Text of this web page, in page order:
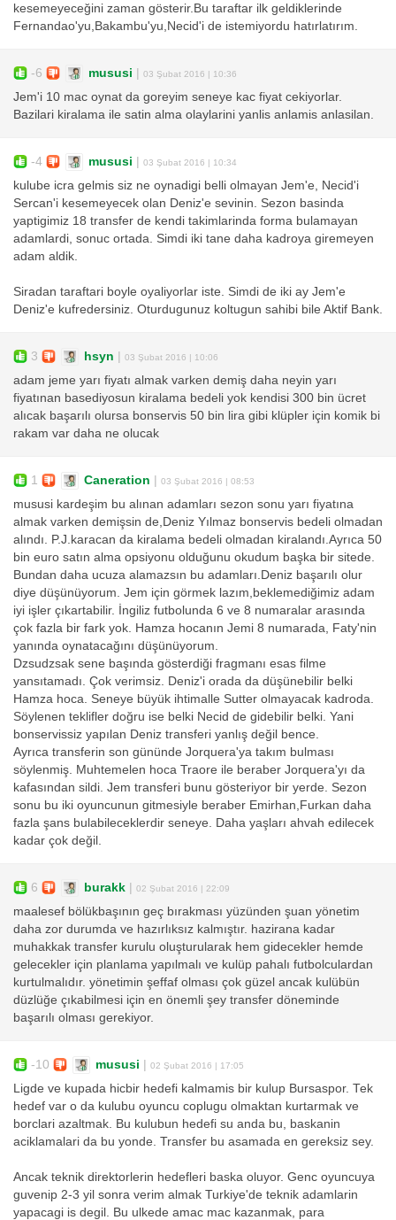
kesemeyeceğini zaman gösterir.Bu taraftar ilk geldiklerinde
Fernandao'yu,Bakambu'yu,Necid'i de istemiyordu hatırlatırım.
-6 mususi 03 Şubat 2016 | 10:36
Jem'i 10 mac oynat da goreyim seneye kac fiyat cekiyorlar.
Bazilari kiralama ile satin alma olaylarini yanlis anlamis anlasilan.
-4 mususi 03 Şubat 2016 | 10:34
kulube icra gelmis siz ne oynadigi belli olmayan Jem'e, Necid'i
Sercan'i kesemeyecek olan Deniz'e sevinin. Sezon basinda
yaptigimiz 18 transfer de kendi takimlarinda forma bulamayan
adamlardi, sonuc ortada. Simdi iki tane daha kadroya giremeyen
adam aldik.
Siradan taraftari boyle oyaliyorlar iste. Simdi de iki ay Jem'e
Deniz'e kufredersiniz. Oturdugunuz koltugun sahibi bile Aktif Bank.
3 hsyn 03 Şubat 2016 | 10:06
adam jeme yarı fiyatı almak varken demiş daha neyin yarı
fiyatınan basediyosun kiralama bedeli yok kendisi 300 bin ücret
alıcak başarılı olursa bonservis 50 bin lira gibi klüpler için komik bi
rakam var daha ne olucak
1 Caneration 03 Şubat 2016 | 08:53
mususi kardeşim bu alınan adamları sezon sonu yarı fiyatına
almak varken demişsin de,Deniz Yılmaz bonservis bedeli olmadan
alındı. P.J.karacan da kiralama bedeli olmadan kiralandı.Ayrıca 50
bin euro satın alma opsiyonu olduğunu okudum başka bir sitede.
Bundan daha ucuza alamazsın bu adamları.Deniz başarılı olur
diye düşünüyorum. Jem için görmek lazım,beklemediğimiz adam
iyi işler çıkartabilir. İngiliz futbolunda 6 ve 8 numaralar arasında
çok fazla bir fark yok. Hamza hocanın Jemi 8 numarada, Faty'nin
yanında oynatacağını düşünüyorum.
Dzsudzsak sene başında gösterdiği fragmanı esas filme
yansıtamadı. Çok verimsiz. Deniz'i orada da düşünebilir belki
Hamza hoca. Seneye büyük ihtimalle Sutter olmayacak kadroda.
Söylenen teklifler doğru ise belki Necid de gidebilir belki. Yani
bonservissiz yapılan Deniz transferi yanlış değil bence.
Ayrıca transferin son gününde Jorquera'ya takım bulması
söylenmiş. Muhtemelen hoca Traore ile beraber Jorquera'yı da
kafasından sildi. Jem transferi bunu gösteriyor bir yerde. Sezon
sonu bu iki oyuncunun gitmesiyle beraber Emirhan,Furkan daha
fazla şans bulabileceklerdir seneye. Daha yaşları ahvah edilecek
kadar çok değil.
6 burakk 02 Şubat 2016 | 22:09
maalesef bölükbaşının geç bırakması yüzünden şuan yönetim
daha zor durumda ve hazırlıksız kalmıştır. hazirana kadar
muhakkak transfer kurulu oluşturularak hem gidecekler hemde
gelecekler için planlama yapılmalı ve kulüp pahalı futbolculardan
kurtulmalıdır. yönetimin şeffaf olması çok güzel ancak kulübün
düzlüğe çıkabilmesi için en önemli şey transfer döneminde
başarılı olması gerekiyor.
-10 mususi 02 Şubat 2016 | 17:05
Ligde ve kupada hicbir hedefi kalmamis bir kulup Bursaspor. Tek
hedef var o da kulubu oyuncu coplugu olmaktan kurtarmak ve
borclari azaltmak. Bu kulubun hedefi su anda bu, baskanin
aciklamalari da bu yonde. Transfer bu asamada en gereksiz sey.
Ancak teknik direktorlerin hedefleri baska oluyor. Genc oyuncuya
guvenip 2-3 yil sonra verim almak Turkiye'de teknik adamlarin
yapacagi is degil. Bu ulkede amac mac kazanmak, para